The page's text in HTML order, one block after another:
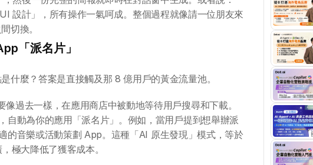
設計」，所有操作一氣呵成。整個過程就像請一位朋友來
切換。
「派名片」
什麼？答案是直接觸及那 8 億用戶的黃金流量池。
過去一樣，在應用商店中被動地等待用戶搜尋和下載。
自動為你的應用「派名片」。例如，當用戶提到想舉辦派
的音樂或活動策劃 App。這種「AI 原生發現」模式，等於
極大降低了獲客成本。